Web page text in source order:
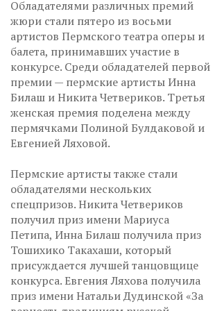
Обладателями различных премий
жюри стали пятеро из восьми
артистов Пермского театра оперы и
балета, принимавших участие в
конкурсе. Среди обладателей первой
премии — пермские артисты Инна
Билаш и Никита Четвериков. Третья
женская премия поделена между
пермячками Полиной Булдаковой и
Евгенией Ляховой.
Пермские артисты также стали
обладателями нескольких
спецпризов. Никита Четвериков
получил приз имени Мариуса
Петипа, Инна Билаш получила приз
Тошихико Такахаши, который
присуждается лучшей танцовщице
конкурса. Евгения Ляхова получила
приз имени Натальи Дудинской «За